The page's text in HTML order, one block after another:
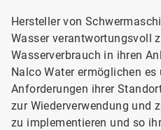
Hersteller von
Wasser verantwortungsvoll
Wasserverbrauch in ihren
Nalco Water ermöglichen es
Anforderungen ihrer
zur Wiederverwendung und
zu implementieren und so